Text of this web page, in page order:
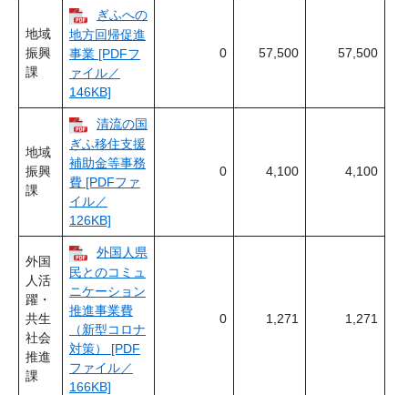
地域
振興
課
ぎふへの
地方回帰促進
事業 [PDFフ
ァイル／
146KB]
0 57,500 57,500
地域
振興
課
清流の国
ぎふ移住支援
補助金等事務
費 [PDFファ
イル／
126KB]
0 4,100 4,100
外国
人活
躍・
共生
社会
推進
課
外国人県
民とのコミュ
ニケーション
推進事業費
（新型コロナ
対策） [PDF
ファイル／
166KB]
0 1,271 1,271